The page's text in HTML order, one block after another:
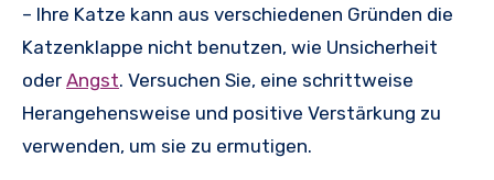
– Ihre Katze kann aus verschiedenen Gründen die
Katzenklappe nicht benutzen, wie Unsicherheit
oder Angst. Versuchen Sie, eine schrittweise
Herangehensweise und positive Verstärkung zu
verwenden, um sie zu ermutigen.